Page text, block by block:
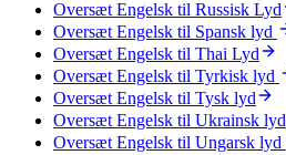
Oversæt Engelsk til Russisk Lyd
Oversæt Engelsk til Spansk lyd
Oversæt Engelsk til Thai Lyd
Oversæt Engelsk til Tyrkisk lyd
Oversæt Engelsk til Tysk lyd
Oversæt Engelsk til Ukrainsk lyd
Oversæt Engelsk til Ungarsk lyd